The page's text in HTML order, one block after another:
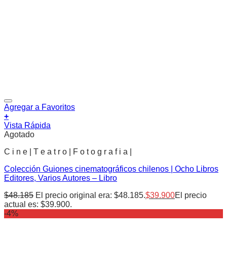
Agregar a Favoritos
+
Vista Rápida
Agotado
C i n e | T e a t r o | F o t o g r a f i a |
Colección Guiones cinematográficos chilenos | Ocho Libros
Editores, Varios Autores – Libro
$48.185 El precio original era: $48.185.$39.900El precio
actual es: $39.900.
-4%